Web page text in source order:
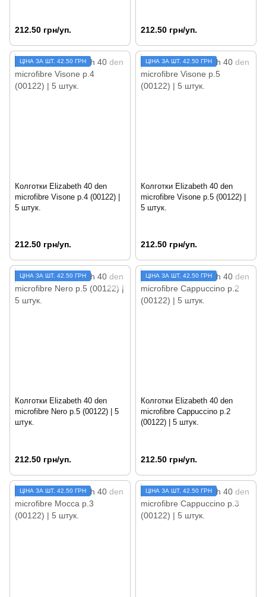
212.50 грн/уп. 212.50 грн/уп.
ЦIНА ЗА ШТ. 42.50 ГРН
Колготки Elizabeth 40 den
microfibre Visone р.4 (00122) |
5 штук.
212.50 грн/уп.
ЦIНА ЗА ШТ. 42.50 ГРН
Колготки Elizabeth 40 den
microfibre Visone р.5 (00122) |
5 штук.
212.50 грн/уп.
ЦIНА ЗА ШТ. 42.50 ГРН
Колготки Elizabeth 40 den
microfibre Nero р.5 (00122) | 5
штук.
212.50 грн/уп.
ЦIНА ЗА ШТ. 42.50 ГРН
Колготки Elizabeth 40 den
microfibre Cappuccino р.2
(00122) | 5 штук.
212.50 грн/уп.
ЦIНА ЗА ШТ. 42.50 ГРН ЦIНА ЗА ШТ. 42.50 ГРН